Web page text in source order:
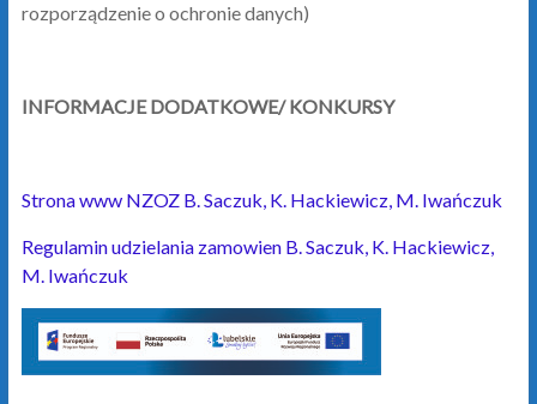
rozporządzenie o ochronie danych)
INFORMACJE DODATKOWE/ KONKURSY
Strona www NZOZ B. Saczuk, K. Hackiewicz, M. Iwańczuk
Regulamin udzielania zamowien B. Saczuk, K. Hackiewicz,
M. Iwańczuk